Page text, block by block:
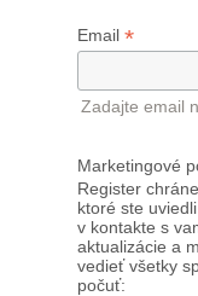
Email *
Zadajte email
Marketingové
Register
ktoré ste
v kontakte s
aktualizácie a
vedieť všetky
počuť: